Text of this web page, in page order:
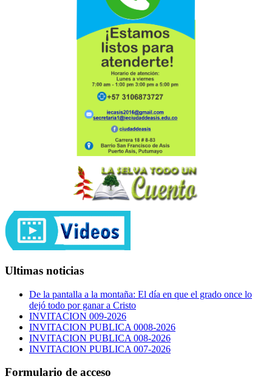
Ultimas noticias
De la pantalla a la montaña: El día en que el grado once lo
dejó todo por ganar a Cristo
INVITACION 009-2026
INVITACION PUBLICA 0008-2026
INVITACION PUBLICA 008-2026
INVITACION PUBLICA 007-2026
Formulario de acceso